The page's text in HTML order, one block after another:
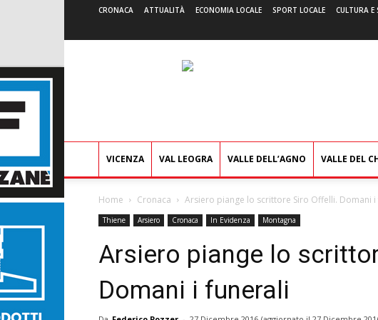
CRONACA ATTUALITÀ ECONOMIA LOCALE SPORT LOCALE CULTURA E
VICENZA VAL LEOGRA VALLE DELL’AGNO VALLE DEL
Home Cronaca Arsiero piange lo scrittore Siro Offelli. Domani i
Thiene Arsiero Cronaca In Evidenza Montagna
Arsiero piange lo
Domani i funerali